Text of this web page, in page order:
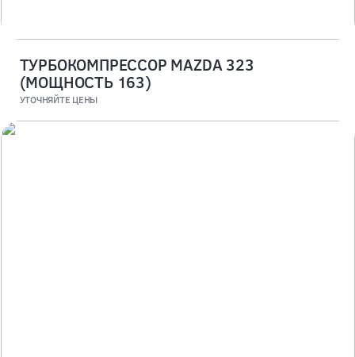
ТУРБОКОМПРЕССОР MAZDA 323
(МОЩНОСТЬ 163)
УТОЧНЯЙТЕ ЦЕНЫ